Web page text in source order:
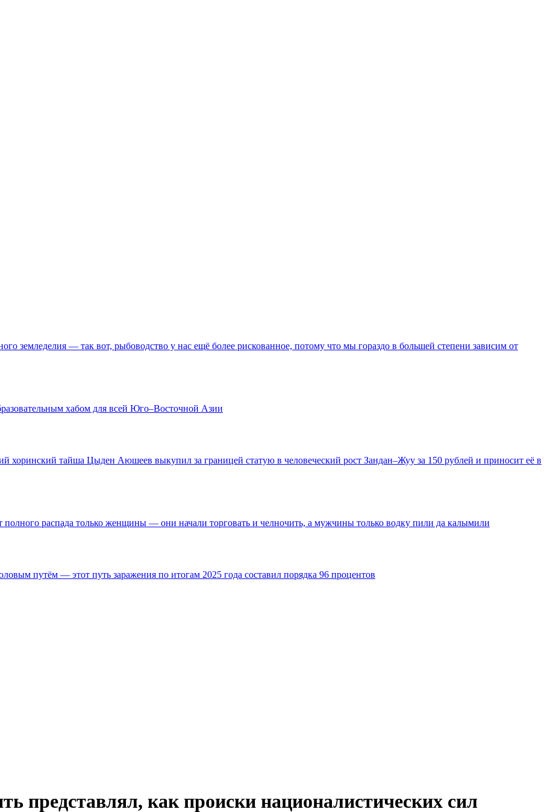
земледелия — так вот, рыбоводство у нас ещё более рискованное, потому что мы гораздо в большей степени зависим от
хабом для всей Юго–Восточной Азии
хоринский тайша Цыден Аюшеев выкупил за границей статую в человеческий рост Зандан–Жуу за 150 рублей и приносит её в
полного распада только женщины — они начали торговать и челночить, а мужчины только водку пили да калымили
путём — этот путь заражения по итогам 2025 года составил порядка 96 процентов
представлял, как происки националистических сил